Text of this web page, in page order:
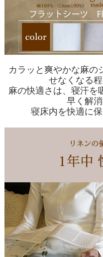
カラッと爽やかな麻の
せなくなる
麻の快適さは、寝汗を
早く解消
寝床内を快適に